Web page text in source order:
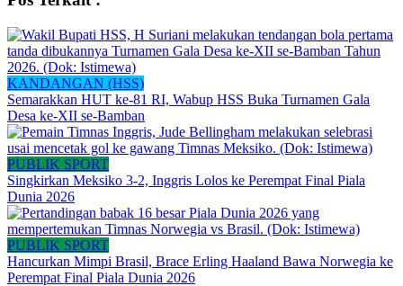
KANDANGAN (HSS)
Semarakkan HUT ke-81 RI, Wabup HSS Buka Turnamen Gala
Desa ke-XII se-Bamban
PUBLIK SPORT
Singkirkan Meksiko 3-2, Inggris Lolos ke Perempat Final Piala
Dunia 2026
PUBLIK SPORT
Hancurkan Mimpi Brasil, Brace Erling Haaland Bawa Norwegia ke
Perempat Final Piala Dunia 2026